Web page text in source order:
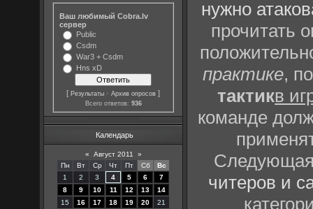
Ваш любимый Cobra.lv
сервер
Public
Csdm
War3 + Csdm
Hns xD
[Результаты ·Архив опросов ]
Всего ответов: 936
Календарь
« Август 2011
»
Пн
Вт Ср Чт Пт Сб
Вс
1
2 3 4 5 6
7
8
9 10 11 12 13
14
15
16 17 18 19 20
21
нужно
прочитать
практике,
тактикв
команде
Следующая
читеров и